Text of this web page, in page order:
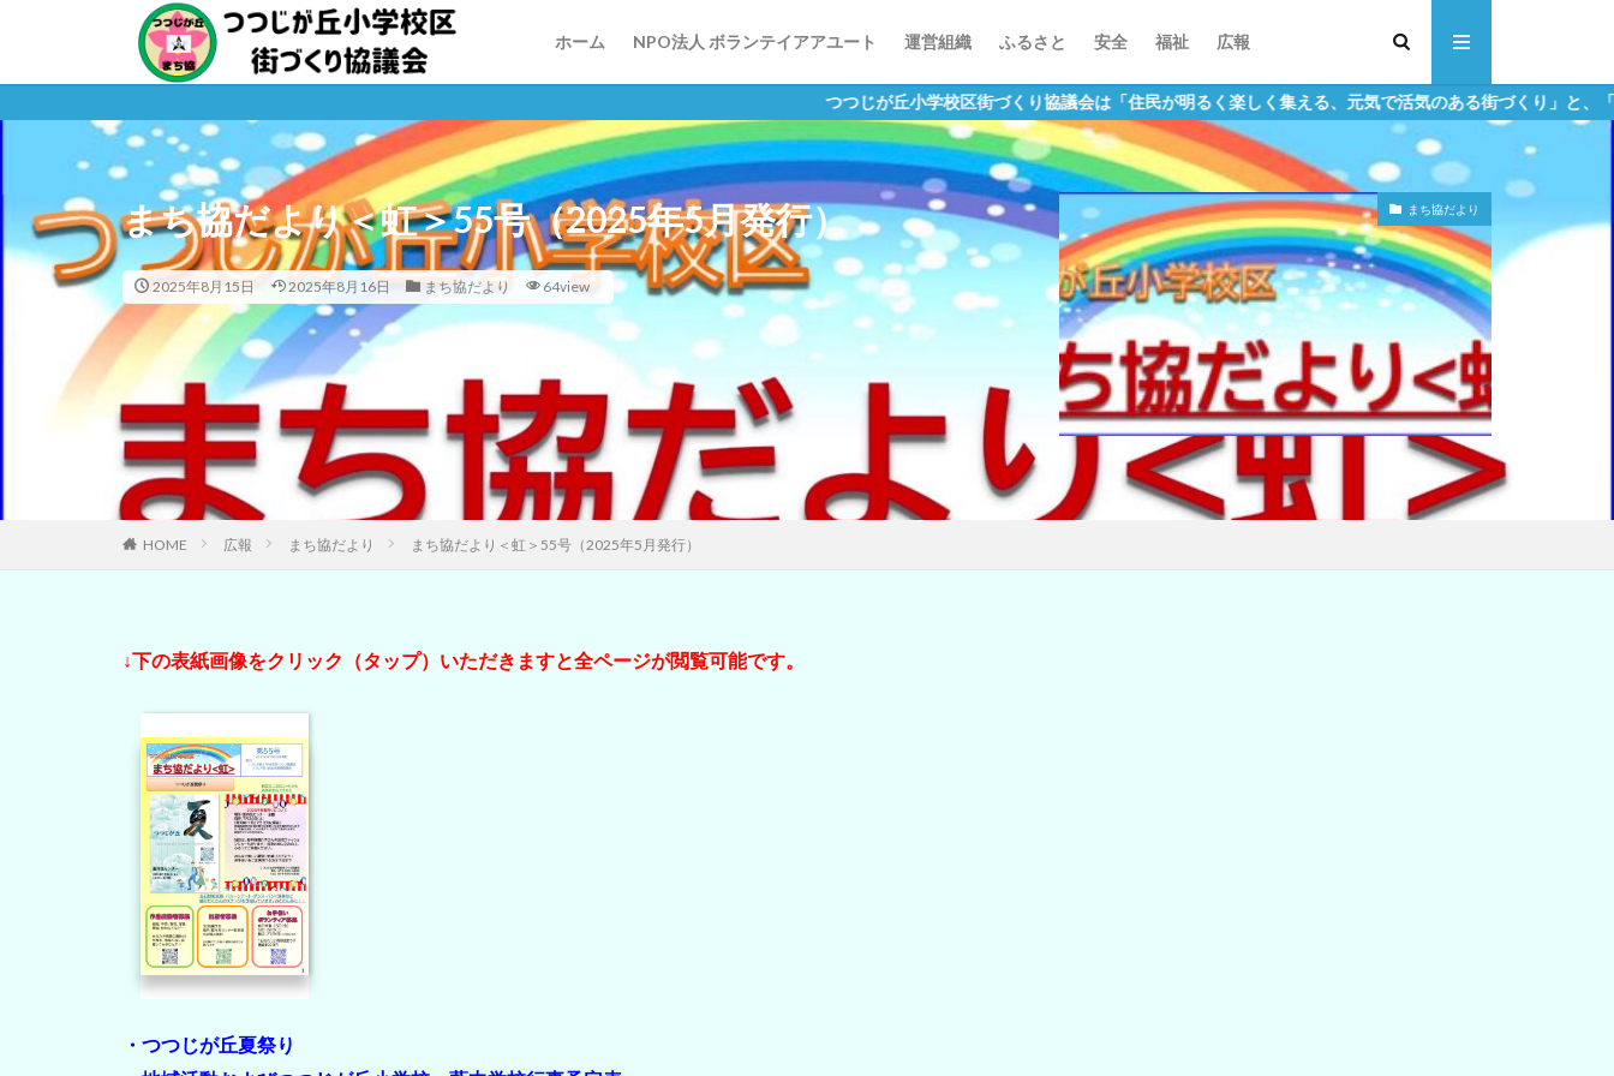
ホーム NPO法人 ボランテイアアユート 運営組織 ふるさと 安全 福祉 広報
つつじが丘小学校区街づくり協議会は「住民が明るく楽しく集える、元気で活気のある街づくり」と、「安全で安心で
まち協だより＜虹＞55号（2025年5月発行）
2025年8月15日 2025年8月16日 まち協だより 64view
まち協だより
HOME 広報 まち協だより まち協だより＜虹＞55号（2025年5月発行）
↓下の表紙画像をクリック（タップ）いただきますと全ページが閲覧可能です。
・つつじが丘夏祭り